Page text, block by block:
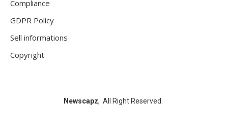
Compliance
GDPR Policy
Sell informations
Copyright
Newscapz, All Right Reserved.